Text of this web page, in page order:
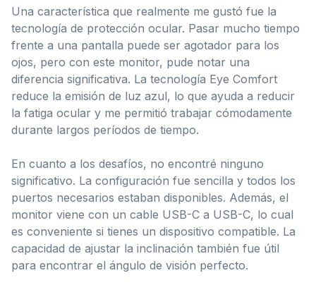
Una característica que realmente me gustó fue la
tecnología de protección ocular. Pasar mucho tiempo
frente a una pantalla puede ser agotador para los
ojos, pero con este monitor, pude notar una
diferencia significativa. La tecnología Eye Comfort
reduce la emisión de luz azul, lo que ayuda a reducir
la fatiga ocular y me permitió trabajar cómodamente
durante largos períodos de tiempo.
En cuanto a los desafíos, no encontré ninguno
significativo. La configuración fue sencilla y todos los
puertos necesarios estaban disponibles. Además, el
monitor viene con un cable USB-C a USB-C, lo cual
es conveniente si tienes un dispositivo compatible. La
capacidad de ajustar la inclinación también fue útil
para encontrar el ángulo de visión perfecto.